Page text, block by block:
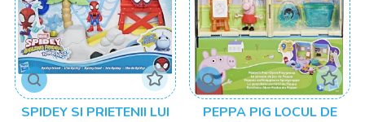
SPIDEY SI PRIETENII LUI
PEPPA PIG LOCUL DE